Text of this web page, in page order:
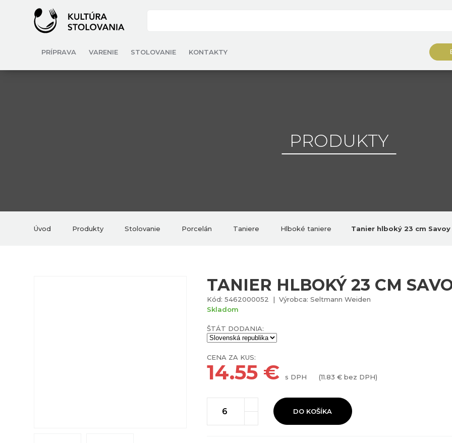
PRÍPRAVA VARENIE STOLOVANIE KONTAKTY
PRODUKTY
Úvod Produkty Stolovanie Porcelán Taniere Hlboké taniere Tanier hlboký 23 cm Savoy
TANIER HLBOKÝ 23 CM
Kód: 5462000052 | Výrobca: Seltmann Weiden
Skladom
ŠTÁT DODANIA:
CENA ZA KUS:
14.55€ s DPH (11.83 € bez DPH)
DO KOŠÍKA